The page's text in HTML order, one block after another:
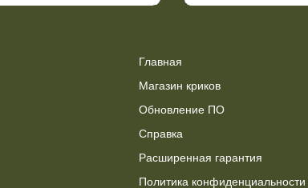
Главная
Магазин криков
Обновление ПО
Справка
Расширенная гарантия
Политика конфиденциальности